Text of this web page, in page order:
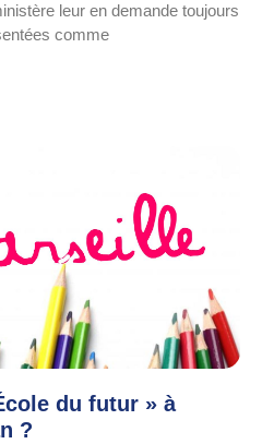
leur en demande toujours
comme
du futur » à
?